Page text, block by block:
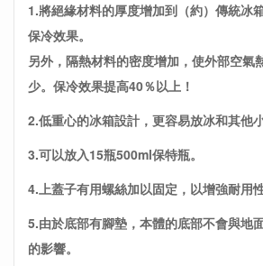
1.將絕緣材料的厚度增加到（約）傳統冰
保冷效果。
另外，隔熱材料的密度增加，使外部空氣
少。保冷效果提高40％以上！
2.低重心的冰箱設計，更容易放冰和其他小
3.可以放入15瓶500ml保特瓶。
4.上蓋子有用螺絲加以固定，以增強耐用性
5.由於底部有腳墊，本體的底部不會與地
的影響。